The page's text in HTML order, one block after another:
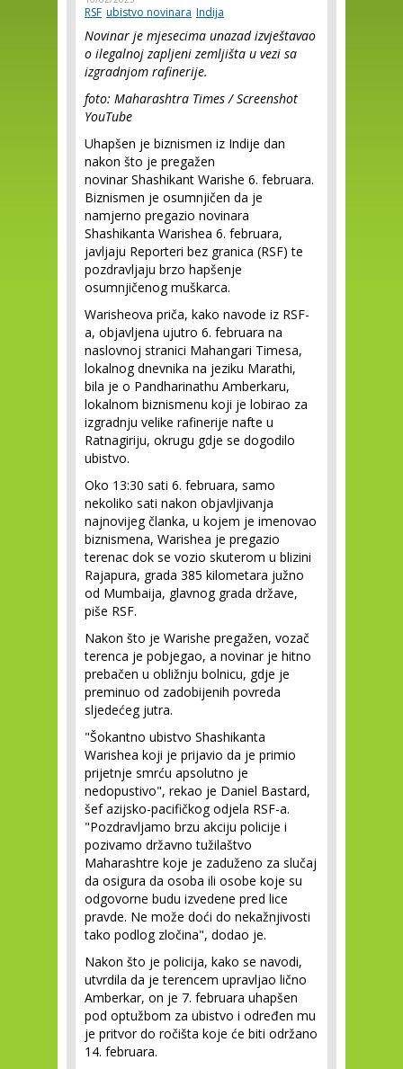
RSF ubistvo novinara Indija
Novinar je mjesecima unazad izvještavao
o ilegalnoj zapljeni zemljišta u vezi sa
izgradnjom rafinerije.
foto: Maharashtra Times / Screenshot
YouTube
Uhapšen je biznismen iz Indije dan
nakon što je pregažen
novinar Shashikant Warishe 6. februara.
Biznismen je osumnjičen da je
namjerno pregazio novinara
Shashikanta Warishea 6. februara,
javljaju Reporteri bez granica (RSF) te
pozdravljaju brzo hapšenje
osumnjičenog muškarca.
Warisheova priča, kako navode iz RSF-
a, objavljena ujutro 6. februara na
naslovnoj stranici Mahangari Timesa,
lokalnog dnevnika na jeziku Marathi,
bila je o Pandharinathu Amberkaru,
lokalnom biznismenu koji je lobirao za
izgradnju velike rafinerije nafte u
Ratnagiriju, okrugu gdje se dogodilo
ubistvo.
Oko 13:30 sati 6. februara, samo
nekoliko sati nakon objavljivanja
najnovijeg članka, u kojem je imenovao
biznismena, Warishea je pregazio
terenac dok se vozio skuterom u blizini
Rajapura, grada 385 kilometara južno
od Mumbaija, glavnog grada države,
piše RSF.
Nakon što je Warishe pregažen, vozač
terenca je pobjegao, a novinar je hitno
prebačen u obližnju bolnicu, gdje je
preminuo od zadobijenih povreda
sljedećeg jutra.
"Šokantno ubistvo Shashikanta
Warishea koji je prijavio da je primio
prijetnje smrću apsolutno je
nedopustivo", rekao je Daniel Bastard,
šef azijsko-pacifičkog odjela RSF-a.
"Pozdravljamo brzu akciju policije i
pozivamo državno tužilaštvo
Maharashtre koje je zaduženo za slučaj
da osigura da osoba ili osobe koje su
odgovorne budu izvedene pred lice
pravde. Ne može doći do nekažnjivosti
tako podlog zločina", dodao je.
Nakon što je policija, kako se navodi,
utvrdila da je terencem upravljao lično
Amberkar, on je 7. februara uhapšen
pod optužbom za ubistvo i određen mu
je pritvor do ročišta koje će biti održano
14. februara.